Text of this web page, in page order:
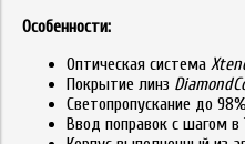
Особенности:
Оптическая система
Покрытие линз
Светопропускание до
Ввод поправок с шагом